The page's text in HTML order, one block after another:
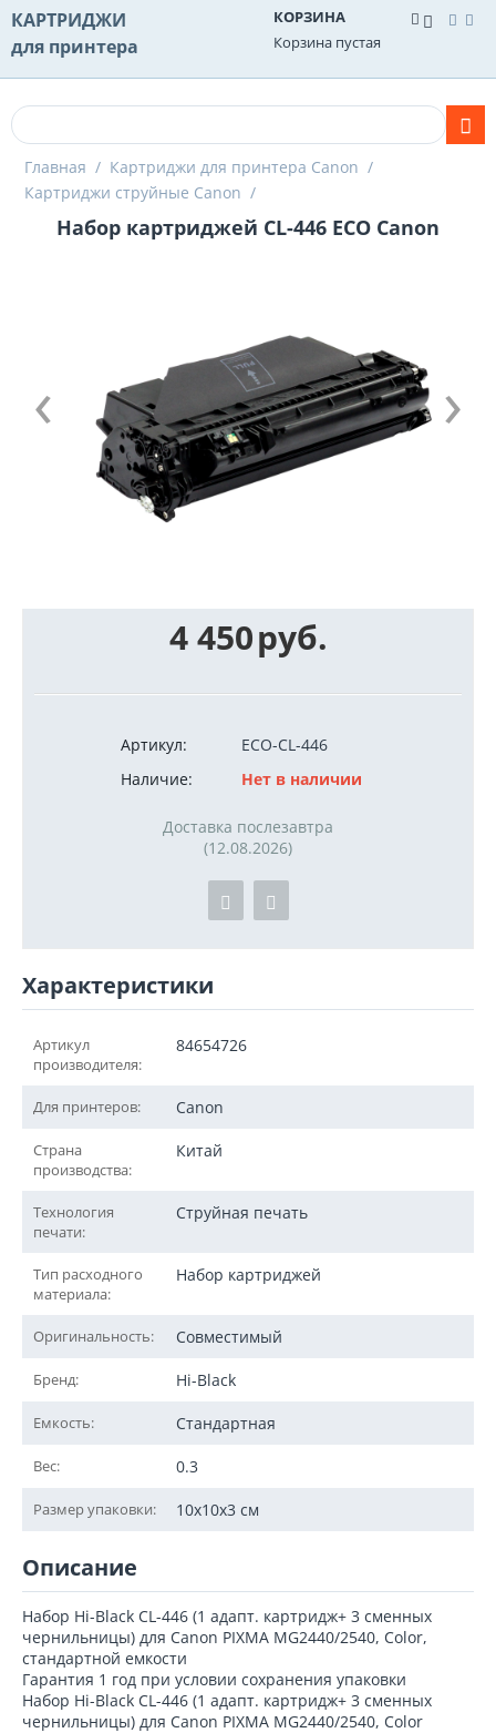
КАРТРИДЖИ
для принтера
КОРЗИНА
Корзина пустая
Главная / Картриджи для принтера Canon /
Картриджи струйные Canon /
Набор картриджей CL-446 ECO Canon
4 450руб.
Артикул:
ECO-CL-446
Наличие:
Нет в наличии
Доставка послезавтра
(12.08.2026)
Характеристики
Артикул
производителя:
84654726
Для принтеров: Canon
Страна
производства:
Китай
Технология
печати:
Струйная печать
Тип расходного
материала:
Набор картриджей
Оригинальность: Совместимый
Бренд: Hi-Black
Емкость: Стандартная
Вес: 0.3
Размер упаковки: 10x10x3 см
Описание
Набор Hi-Black CL-446 (1 адапт. картридж+ 3 сменных
чернильницы) для Canon PIXMA MG2440/2540, Color,
стандартной емкости
Гарантия 1 год при условии сохранения упаковки
Набор Hi-Black CL-446 (1 адапт. картридж+ 3 сменных
чернильницы) для Canon PIXMA MG2440/2540, Color